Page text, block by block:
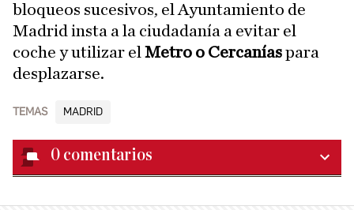
bloqueos sucesivos, el Ayuntamiento de
Madrid insta a la ciudadanía a evitar el
coche y utilizar el Metro o Cercaníaspara
desplazarse.
TEMAS MADRID
0 comentarios